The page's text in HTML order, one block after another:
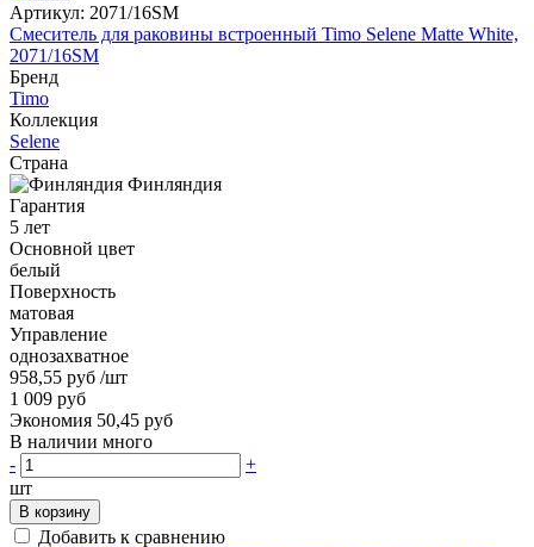
Артикул: 2071/16SM
Смеситель для раковины встроенный Timo Selene Matte White,
2071/16SM
Бренд
Timo
Коллекция
Selene
Страна
Финляндия
Гарантия
5 лет
Основной цвет
белый
Поверхность
матовая
Управление
однозахватное
958,55 руб /шт
1 009 руб
Экономия 50,45 руб
В наличии много
-
+
шт
В корзину
Добавить к сравнению